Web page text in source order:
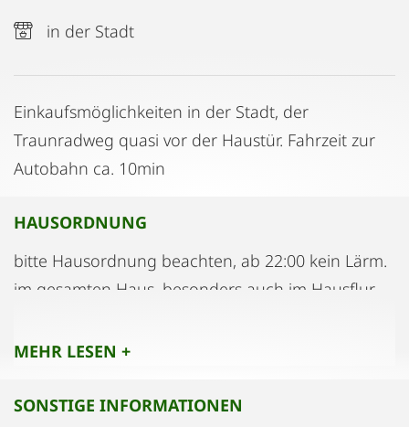
in der Stadt
Einkaufsmöglichkeiten in der Stadt, der
Traunradweg quasi vor der Haustür. Fahrzeit zur
Autobahn ca. 10min
HAUSORDNUNG
bitte Hausordnung beachten, ab 22:00 kein Lärm.
im gesamten Haus, besonders auch im Hausflur,
MEHR LESEN +
SONSTIGE INFORMATIONEN